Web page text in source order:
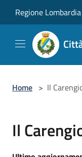
Regione Lombardia
Home > Il
Il